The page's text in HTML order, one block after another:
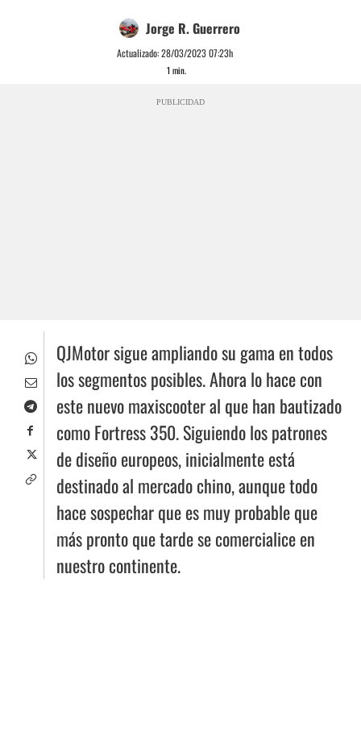
Jorge R. Guerrero
Actualizado:28/03/2023 07:23h
1 min.
PUBLICIDAD
QJMotor sigue ampliando su gama en todos
los segmentos posibles. Ahora lo hace con
este nuevo maxiscooter al que han bautizado
como Fortress 350. Siguiendo los patrones
de diseño europeos, inicialmente está
destinado al mercado chino, aunque todo
hace sospechar que es muy probable que
más pronto que tarde se comercialice en
nuestro continente.